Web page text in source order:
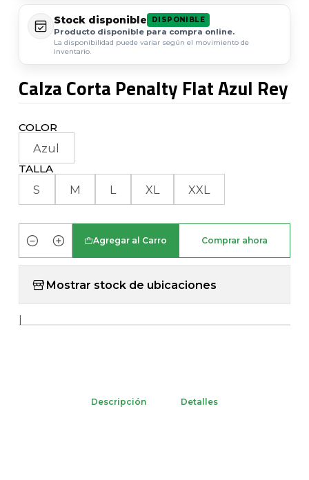
Stock disponible DISPONIBLE
Producto disponible para compra online.
La disponibilidad puede variar según el movimiento de
inventario.
Calza Corta Penalty Flat Azul Rey
COLOR
Azul
TALLA
S M L XL XXL
Cantidad
Agregar al Carro Comprar ahora
Mostrar stock de ubicaciones
|
Descripción Detalles